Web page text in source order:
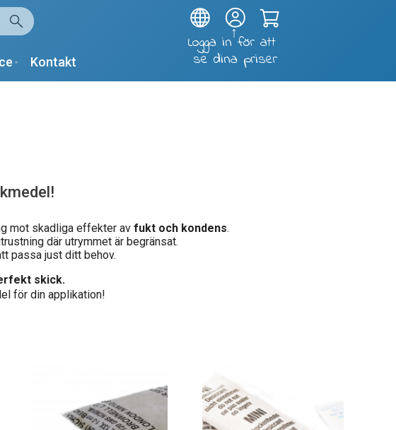
Kontakt
mot skadliga effekter av fukt och kondens.
där utrymmet är begränsat.
passa just ditt behov.
skick.
för din applikation!